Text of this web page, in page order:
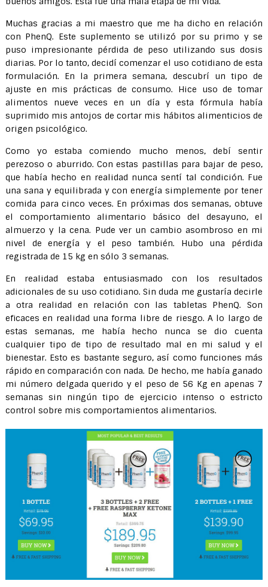
Muchas gracias a mi maestro que me ha dicho en relación
con PhenQ. Este suplemento se utilizó por su primo y se
puso impresionante pérdida de peso utilizando sus dosis
diarias. Por lo tanto, decidí comenzar el uso cotidiano de esta
formulación. En la primera semana, descubrí un tipo de
ajuste en mis prácticas de consumo. Hice uso de tomar
alimentos nueve veces en un día y esta fórmula había
suprimido mis antojos de cortar mis hábitos alimenticios de
origen psicológico.
Como yo estaba comiendo mucho menos, debí sentir
perezoso o aburrido. Con estas pastillas para bajar de peso,
que había hecho en realidad nunca sentí tal condición. Fue
una sana y equilibrada y con energía simplemente por tener
comida para cinco veces. En próximas dos semanas, obtuve
el comportamiento alimentario básico del desayuno, el
almuerzo y la cena. Pude ver un cambio asombroso en mi
nivel de energía y el peso también. Hubo una pérdida
registrada de 15 kg en sólo 3 semanas.
En realidad estaba entusiasmado con los resultados
adicionales de su uso cotidiano. Sin duda me gustaría decirle
a otra realidad en relación con las tabletas PhenQ. Son
eficaces en realidad una forma libre de riesgo. A lo largo de
estas semanas, me había hecho nunca se dio cuenta
cualquier tipo de tipo de resultado mal en mi salud y el
bienestar. Esto es bastante seguro, así como funciones más
rápido en comparación con nada. De hecho, me había ganado
mi número delgada querido y el peso de 56 Kg en apenas 7
semanas sin ningún tipo de ejercicio intenso o estricto
control sobre mis comportamientos alimentarios.